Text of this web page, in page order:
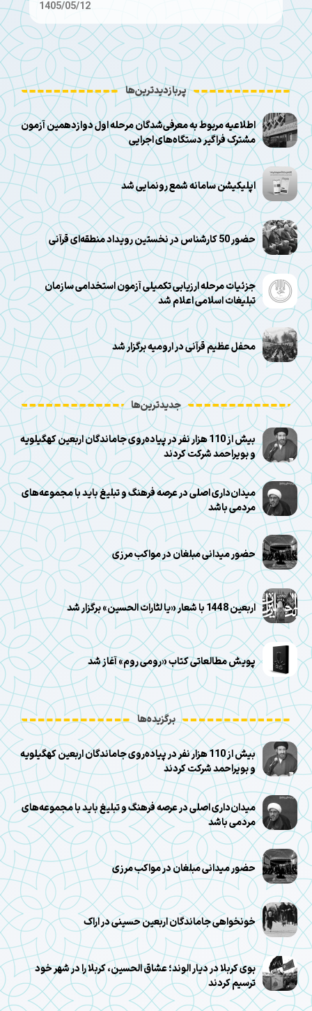
1405/05/12
پربازدیدترین‌ها
اطلاعیه مربوط به معرفی‌شدگان مرحله اول دوازدهمین آزمون
مشترک فراگیر دستگاه‌های اجرایی
اپلیکیشن سامانه شمع رونمایی شد
حضور 50 کارشناس در نخستین رویداد منطقه‌ای قرآنی
جزئیات مرحله ارزیابی تکمیلی آزمون استخدامی سازمان
تبلیغات اسلامی اعلام شد
محفل عظیم قرآنی در ارومیه برگزار شد
جدیدترین‌ها
بیش از 110 هزار نفر در پیاده‌روی جاماندگان اربعین کهگیلویه
و بویراحمد شرکت کردند
میدان‌داری اصلی در عرصه فرهنگ و تبلیغ باید با مجموعه‌های
مردمی باشد
حضور میدانی مبلغان در مواکب مرزی
اربعین 1448 با شعار «یا لثارات الحسین» برگزار شد
پویش مطالعاتی کتاب «رومی روم» آغاز شد
برگزیده‌ها
بیش از 110 هزار نفر در پیاده‌روی جاماندگان اربعین کهگیلویه
و بویراحمد شرکت کردند
میدان‌داری اصلی در عرصه فرهنگ و تبلیغ باید با مجموعه‌های
مردمی باشد
حضور میدانی مبلغان در مواکب مرزی
خونخواهی جاماندگان اربعین حسینی در اراک
بوی کربلا در دیار الوند؛ عشاق الحسین، کربلا را در شهر خود
ترسیم کردند